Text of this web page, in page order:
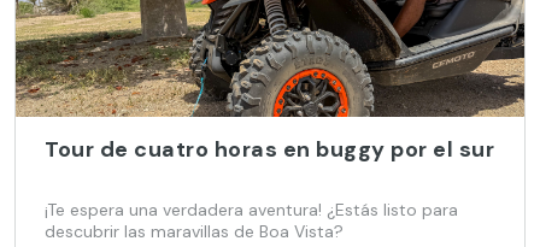
Tour de cuatro horas en buggy por el sur
¡Te espera una verdadera aventura! ¿Estás listo para
descubrir las maravillas de Boa Vista?